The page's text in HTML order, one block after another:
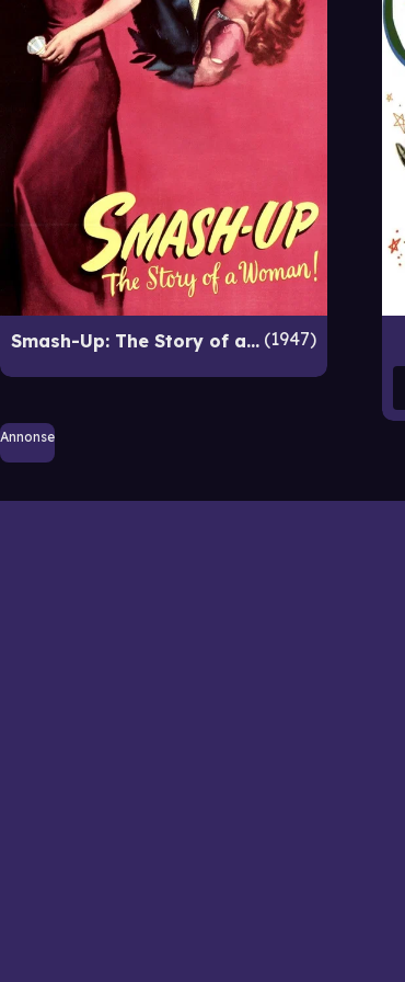
Smash-Up: The Story of a Woman 1947
Annonse